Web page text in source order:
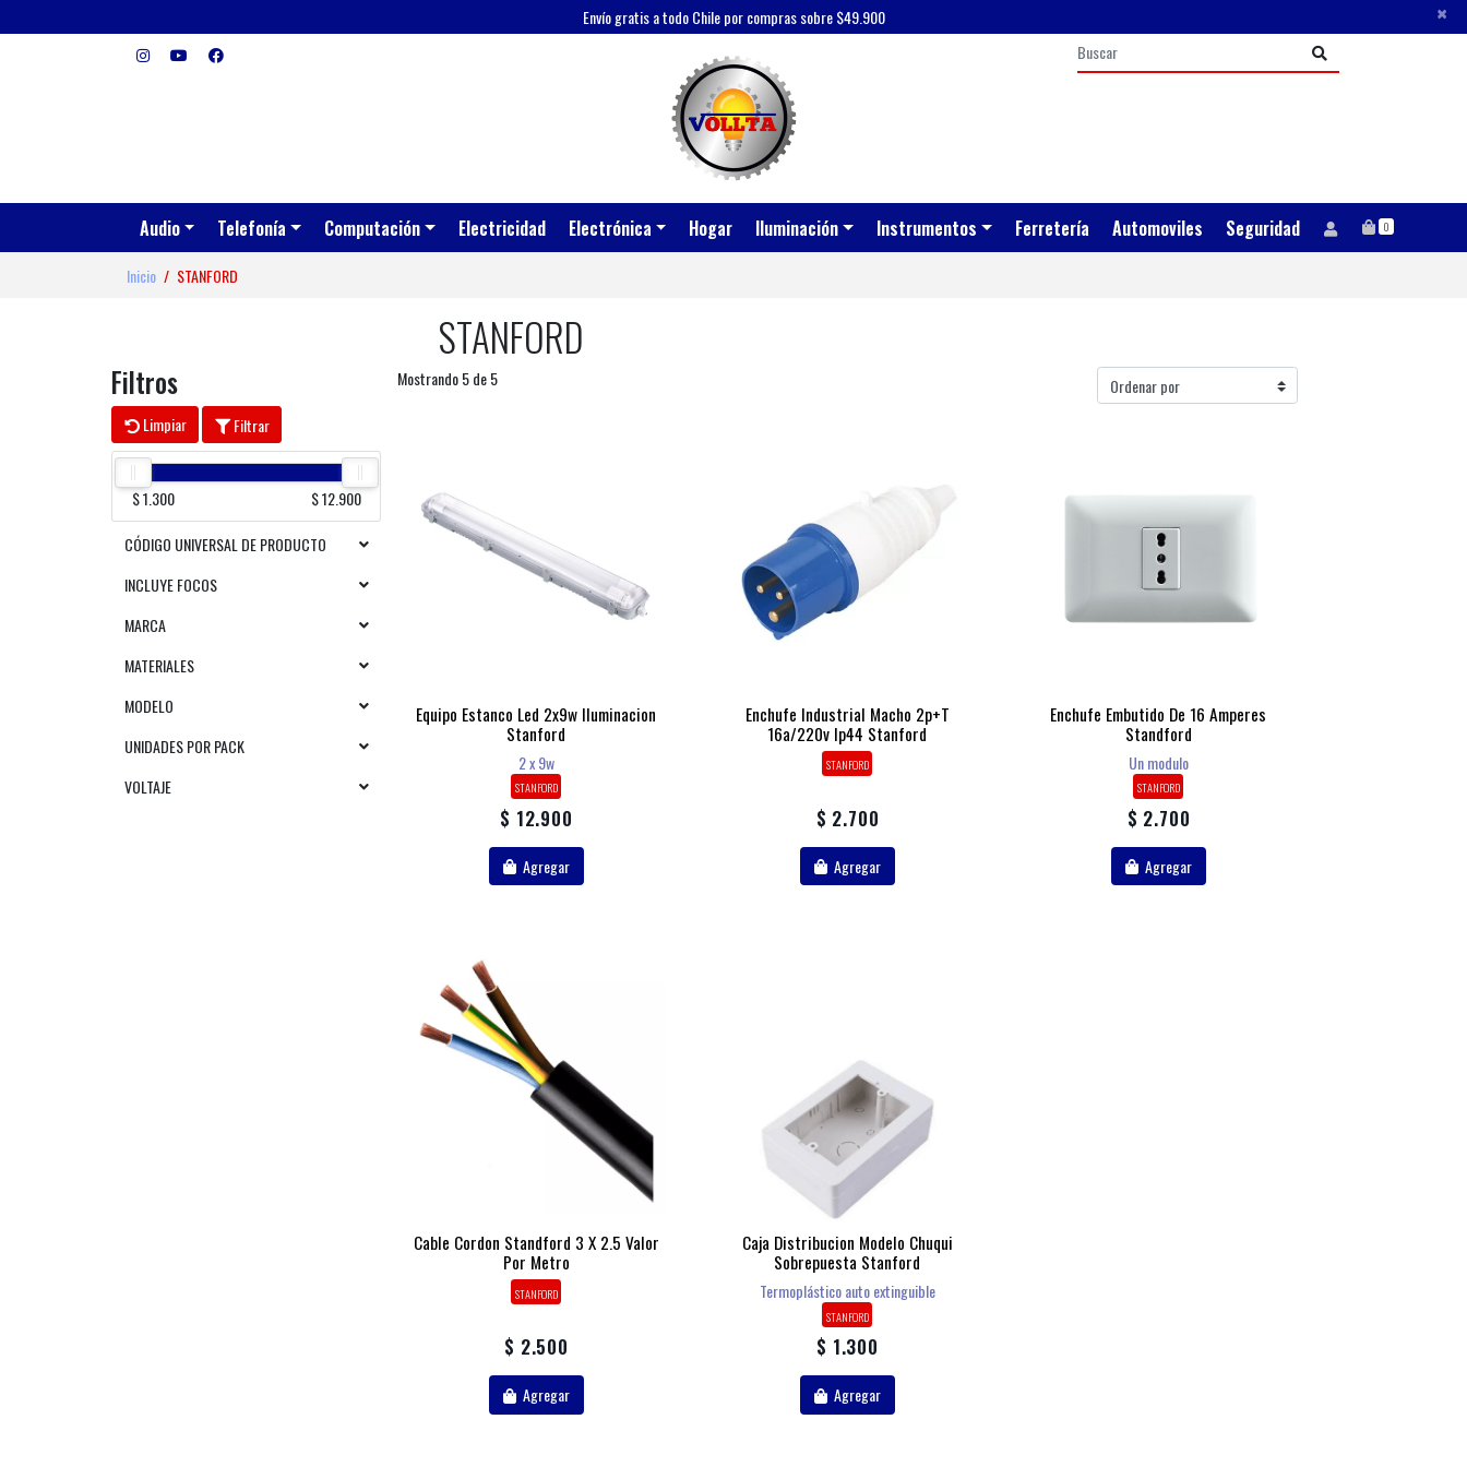
Envío gratis a todo Chile por compras sobre $49.900 ×
Audio Telefonía Computación Electricidad Electrónica Hogar Iluminación Instrumentos Ferretería Automoviles Seguridad 0
Inicio STANFORD
STANFORD
Filtros
Limpiar Filtrar
$ 1.300 $ 12.900
CÓDIGO UNIVERSAL DE PRODUCTO
INCLUYE FOCOS
MARCA
MATERIALES
MODELO
UNIDADES POR PACK
VOLTAJE
Mostrando 5 de 5
Equipo Estanco Led 2x9w Iluminacion
Stanford
2 x 9w
STANFORD
$ 12.900
Agregar
Enchufe Industrial Macho 2p+t
16a/220v Ip44 Stanford
STANFORD
$ 2.700
Agregar
Enchufe Embutido De 16 Amperes
Standford
Un modulo
STANFORD
$ 2.700
Agregar
Cable Cordon Standford 3 X 2.5 Valor
Por Metro
STANFORD
$ 2.500
Agregar
Caja Distribucion Modelo Chuqui
Sobrepuesta Stanford
Termoplástico auto extinguible
STANFORD
$ 1.300
Agregar